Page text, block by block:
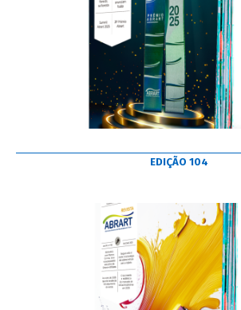
EDIÇÃO 104